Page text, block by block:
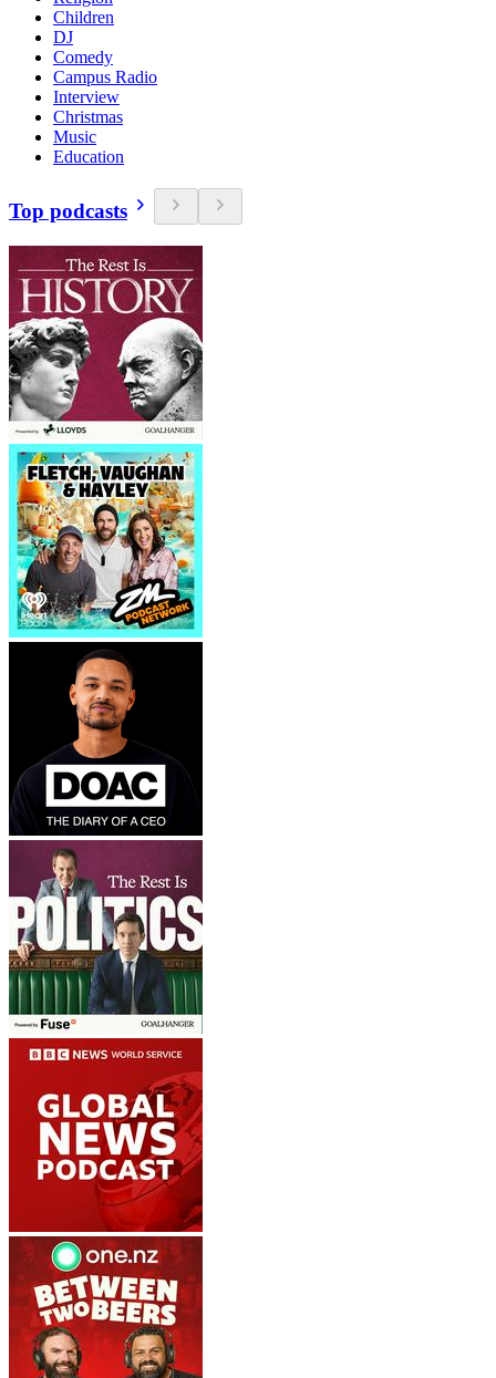
Children
DJ
Comedy
Campus Radio
Interview
Christmas
Music
Education
Top podcasts